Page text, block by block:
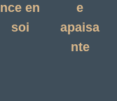
nce en
soi
e
apaisa
nte